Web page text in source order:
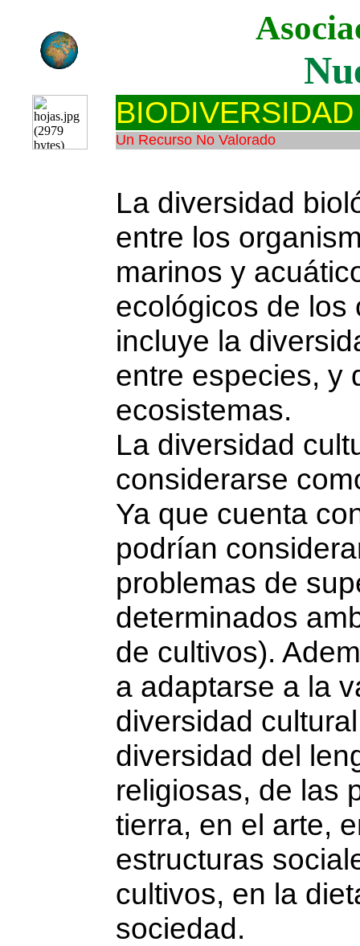
BIODIVERSIDAD
Un Recurso No Valorado
La diversidad
entre los
marinos y
ecológicos de los
incluye la
entre especies, y
ecosistemas.
La diversidad
considerarse
Ya que cuenta
podrían
problemas de
determinados
de cultivos).
a adaptarse a la
diversidad
diversidad del
religiosas, de las
tierra, en el arte,
estructuras
cultivos, en la
sociedad.